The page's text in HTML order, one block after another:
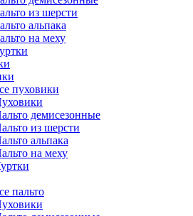
из шерсти
альпака
на меху
пуховики
демисезонные
из шерсти
альпака
на меху
пальто